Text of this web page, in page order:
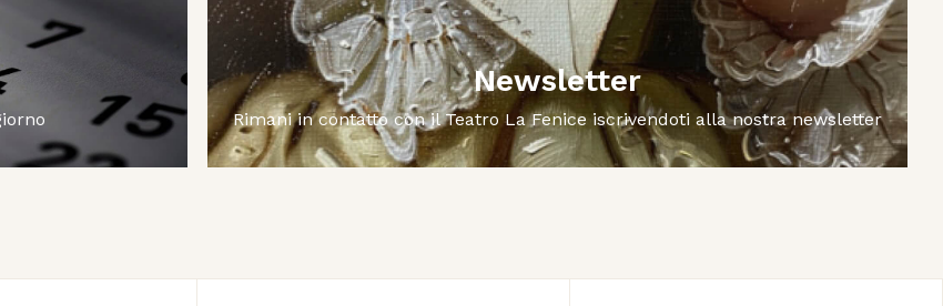
Newsletter
Rimani in contatto con il Teatro La Fenice iscrivendoti alla nostra newsletter